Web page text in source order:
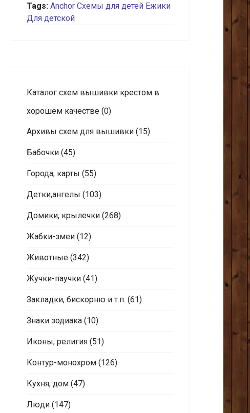
Tags: Anchor Схемы для детей Ежики
Для детской
Каталог схем вышивки крестом в
хорошем качестве (0)
Архивы схем для вышивки (15)
Бабочки (45)
Города, карты (55)
Детки,ангелы (103)
Домики, крылечки (268)
Жабки-змеи (12)
Животные (342)
Жучки-паучки (41)
Закладки, бискорню и т.п. (61)
Знаки зодиака (10)
Иконы, религия (51)
Контур-монохром (126)
Кухня, дом (47)
Люди (147)